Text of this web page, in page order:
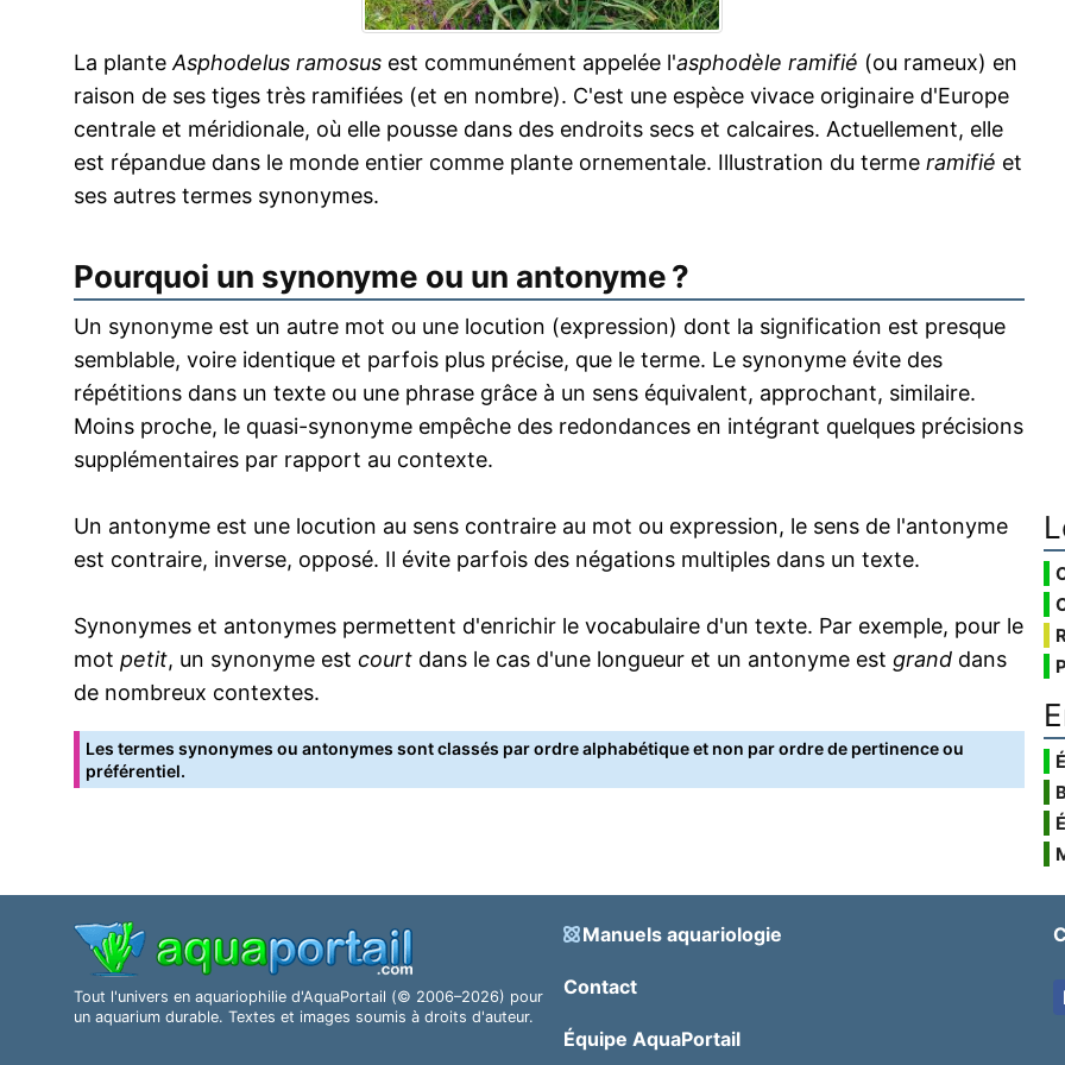
La plante Asphodelus ramosus est communément appelée l'asphodèle ramifié (ou rameux) en
raison de ses tiges très ramifiées (et en nombre). C'est une espèce vivace originaire d'Europe
centrale et méridionale, où elle pousse dans des endroits secs et calcaires. Actuellement, elle
est répandue dans le monde entier comme plante ornementale. Illustration du terme ramifié et
ses autres termes synonymes.
Pourquoi un synonyme ou un antonyme ?
Un synonyme est un autre mot ou une locution (expression) dont la signification est presque
semblable, voire identique et parfois plus précise, que le terme. Le synonyme évite des
répétitions dans un texte ou une phrase grâce à un sens équivalent, approchant, similaire.
Moins proche, le quasi-synonyme empêche des redondances en intégrant quelques précisions
supplémentaires par rapport au contexte.
Un antonyme est une locution au sens contraire au mot ou expression, le sens de l'antonyme
est contraire, inverse, opposé. Il évite parfois des négations multiples dans un texte.
Synonymes et antonymes permettent d'enrichir le vocabulaire d'un texte. Par exemple, pour le
mot petit, un synonyme est court dans le cas d'une longueur et un antonyme est grand dans
de nombreux contextes.
Les termes synonymes ou antonymes sont classés par ordre alphabétique et non par ordre de pertinence ou
préférentiel.
Tout l'univers en aquariophilie d'AquaPortail (© 2006–2026) pour
un aquarium durable. Textes et images soumis à droits d'auteur.
Manuels aquariologie
Contact
Équipe AquaPortail